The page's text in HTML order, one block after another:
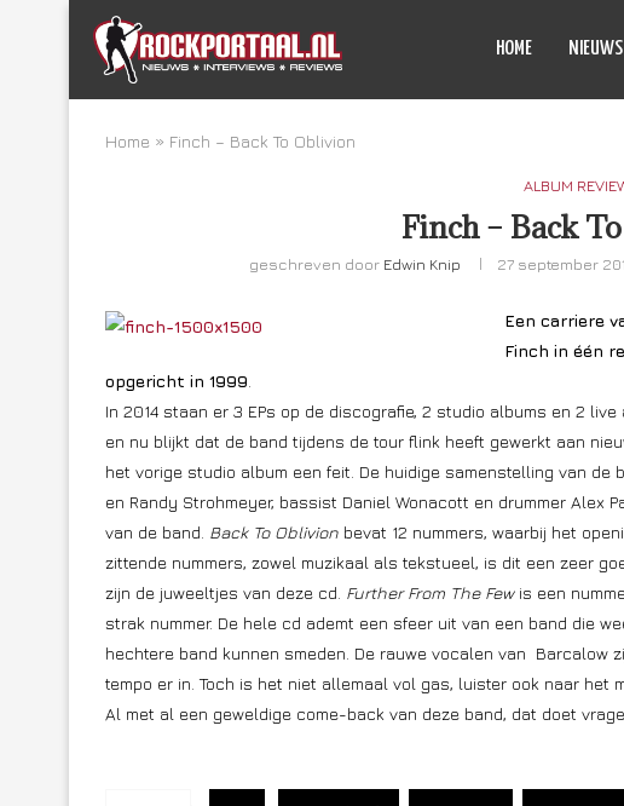
HOME NIEUWS
Home » Finch – Back To Oblivion
ALBUM
Finch – Back
geschreven door Edwin Knip 27 september
Een carriere
Finch in één
opgericht in 1999
In 2014 staan er 3 EPs op de discografie, 2 studio albums en 2
en nu blijkt dat de band tijdens de tour flink heeft gewerkt aan
het vorige studio album een feit. De huidige samenstelling van de
en Randy Strohmeyer, bassist Daniel Wonacott en drummer Alex
van de band. Back To Oblivion bevat 12 nummers, waarbij het
zittende nummers, zowel muzikaal als tekstueel, is dit een zeer
zijn de juweeltjes van deze cd. Further From The Fewis een
strak nummer. De hele cd ademt een sfeer uit van een band die
hechtere band kunnen smeden. De rauwe vocalen van
tempo er in. Toch is het niet allemaal vol gas, luister ook naar het
Al met al een geweldige come-back van deze band, dat doet